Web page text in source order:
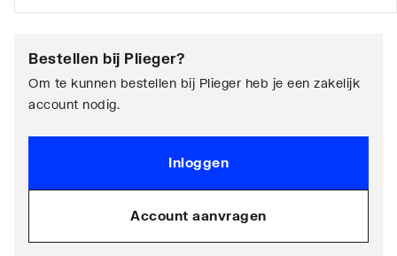
Bestellen bij Plieger?
Om te kunnen bestellen bij Plieger heb je een zakelijk
account nodig.
Inloggen
Account aanvragen